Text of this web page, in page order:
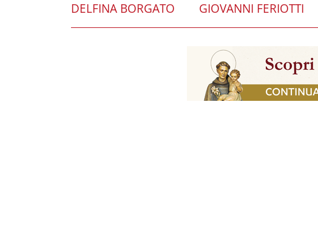
DELFINA BORGATO GIOVANNI FERIOTTI